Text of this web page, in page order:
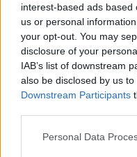
interest-based ads
us or personal
your opt-out. You may
disclosure of your
IAB’s list of downstream
also be disclosed by us
Downstream Participants
Personal Data